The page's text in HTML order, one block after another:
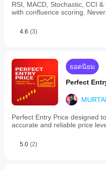
RSI, MACD, Stochastic, CCI
with confluence scoring.
4.6 (3)
ยอดนิยม
Perfect
Perfect Entry Price designed
accurate and reliable price
5.0 (2)